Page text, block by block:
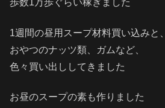
歩数1万歩ぐらい稼ぎました
1週間の昼用スープ材料買い込みと、
おやつのナッツ類、ガムなど、
色々買い出ししてきました
お昼のスープの素も作りました